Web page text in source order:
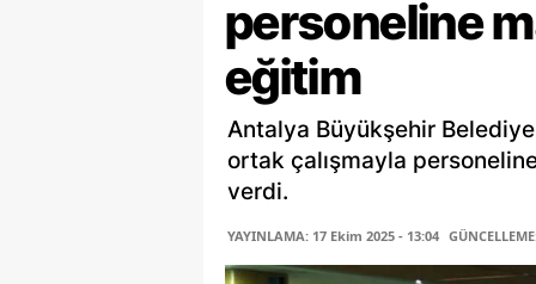
personeline
eğitim
Antalya Büyükşehir
ortak çalışmayla
verdi.
YAYINLAMA: 17 Ekim 2025 - 13:04